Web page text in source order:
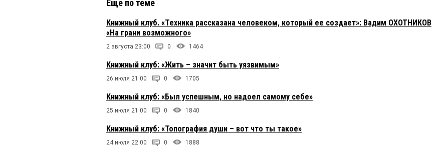
Еще по теме
Книжный клуб. «Техника рассказана человеком, который ее создает»: Вадим ОХОТНИКОВ
«На грани возможного»
2 августа 23:00 0 1464
Книжный клуб: «Жить – значит быть уязвимым»
26 июля 21:00 0 1705
Книжный клуб: «Был успешным, но надоел самому себе»
25 июля 21:00 0 1840
Книжный клуб: «Топография души – вот что ты такое»
24 июля 22:00 0 1888